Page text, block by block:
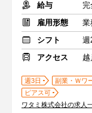
給与
完
雇用形態
業
シフト
週
アクセス
越
週3日 副業・Ｗワ
ピアス可
ワタミ株式会社の求人